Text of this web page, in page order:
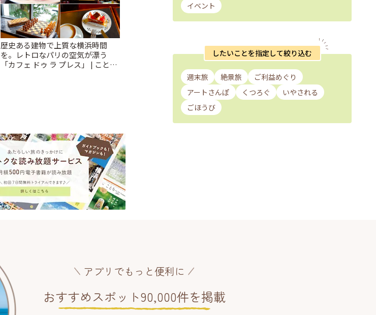
歴史ある建物で上質な横浜時間
を。レトロなパリの空気が漂う
「カフェ ドゥ ラ プレス」 | ことり
イベント
したいことを指定して絞り込む
週末旅 絶景旅
ご利益めぐり
アートさんぽ
くつろぐ
いやされる
ごほうび
アプリでもっと便利に
おすすめスポット90,000件を掲載